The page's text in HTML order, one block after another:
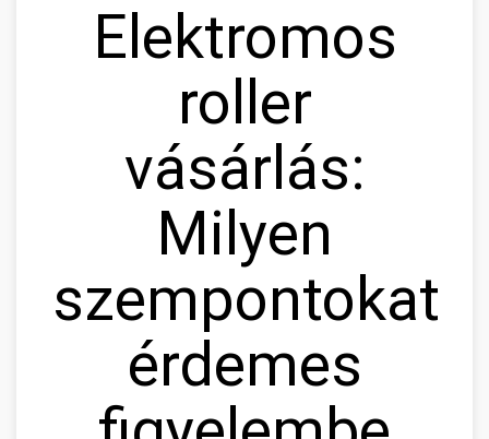
Elektromos
roller
vásárlás:
Milyen
szempontokat
érdemes